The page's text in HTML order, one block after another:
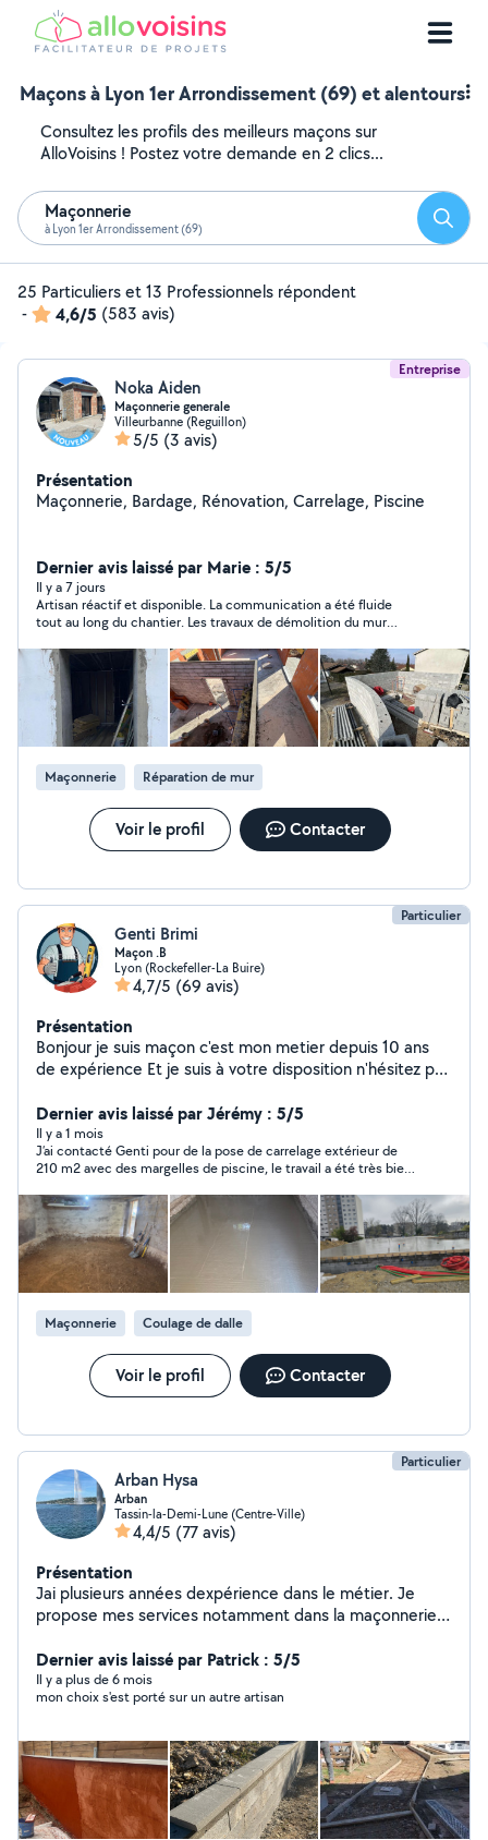
Maçons à Lyon 1er Arrondissement (69) et alentours
Consultez les profils des meilleurs maçons sur
AlloVoisins ! Postez votre demande en 2 clics...
Maçonnerie
à Lyon 1er Arrondissement (69)
25 Particuliers et 13 Professionnels répondent
-
4,6/5 (583 avis)
Entreprise
Noka Aiden
Maçonnerie generale
Villeurbanne (Reguillon)
5/5 (3 avis)
Présentation
Maçonnerie, Bardage, Rénovation, Carrelage, Piscine
Dernier avis laissé par Marie : 5/5
Il y a 7 jours
Artisan réactif et disponible. La communication a été fluide
tout au long du chantier. Les travaux de démolition du mur
conformément à ce qui était prévu. Merci pour le travail réalisé.
Maçonnerie Réparation de mur
Voir le profil Contacter
Particulier
Genti Brimi
Maçon .B
Lyon (Rockefeller-La Buire)
4,7/5 (69 avis)
Présentation
Bonjour je suis maçon c'est mon metier depuis 10 ans
de expérience Et je suis à votre disposition n'hésitez pas
les environs aussi Des petits bricolage Carrelage
Peinture Montage et démontage.... ect
Dernier avis laissé par Jérémy : 5/5
Il y a 1 mois
J’ai contacté Genti pour de la pose de carrelage extérieur de
210 m2 avec des margelles de piscine, le travail a été très bien
recommande Genti qui est de très bons conseils et qui est
très professionnel.
Maçonnerie Coulage de dalle
Voir le profil Contacter
Particulier
Arban Hysa
Arban
Tassin-la-Demi-Lune (Centre-Ville)
4,4/5 (77 avis)
Présentation
Jai plusieurs années dexpérience dans le métier. Je
propose mes services notamment dans la maçonnerie,
de placo, etc.
Dernier avis laissé par Patrick : 5/5
Il y a plus de 6 mois
mon choix s'est porté sur un autre artisan